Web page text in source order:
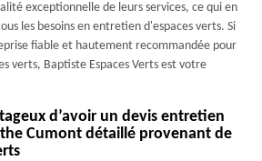
exceptionnelle de leurs services, ce qui en
les besoins en entretien d'espaces verts. Si
fiable et hautement recommandée pour
verts, Baptiste Espaces Verts est votre
d’avoir un devis entretien
Cumont détaillé provenant de